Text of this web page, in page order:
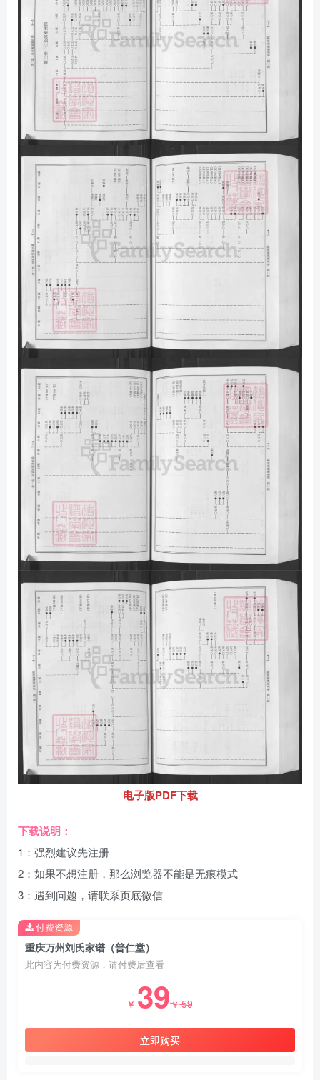
电子版PDF下载
下载说明：
1：强烈建议先注册
2：如果不想注册，那么浏览器不能是无痕模式
3：遇到问题，请联系页底微信
重庆万州刘氏家谱（普仁堂）
此内容为付费资源，请付费后查看
￥ 39￥59
立即购买
付费资源